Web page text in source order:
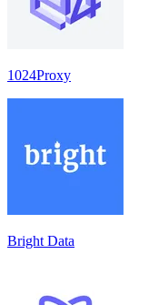
1024Proxy
Bright Data